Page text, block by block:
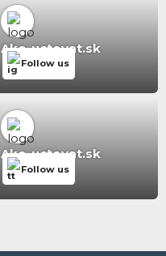
Ako-uctovat.sk
Follow us
Ako-uctovat.sk
Follow us